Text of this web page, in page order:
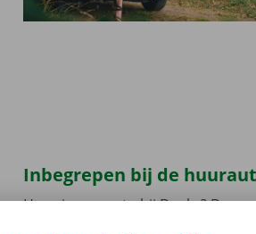
Inbegrepen bij de
Huur je een auto bij Dockx? Dan